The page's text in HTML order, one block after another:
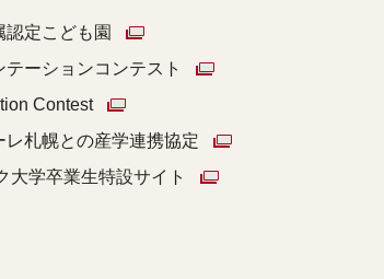
定こども園
ーションコンテスト
Contest
札幌との産学連携協定
大学卒業生特設サイト